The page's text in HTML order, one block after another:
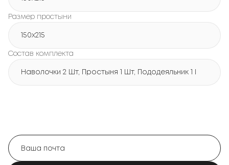
Размер простыни
150х215
Состав комплекта
Наволочки 2 Шт, Простыня 1 Шт, Пододеяльник 1 Шт